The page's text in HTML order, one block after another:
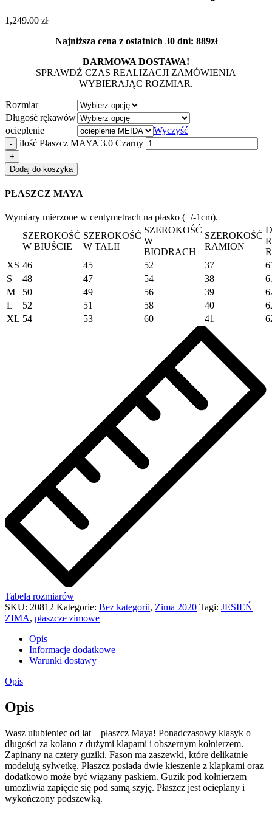
1,249.00 zł
Najniższa cena z ostatnich 30 dni: 889zł
DARMOWA DOSTAWA!
SPRAWDŹ CZAS REALIZACJI ZAMÓWIENIA
WYBIERAJĄC ROZMIAR.
Rozmiar
Długość rękawów
ocieplenie
Wyczyść
ilość Płaszcz MAYA 3.0 Czarny
Dodaj do koszyka
PŁASZCZ MAYA
Wymiary mierzone w centymetrach na płasko (+/-1cm).
SZEROKOŚĆ
W BIUŚCIE
SZEROKOŚĆ
W TALII
SZEROKOŚĆ
W
BIODRACH
SZEROKOŚĆ
RAMION
XS 46 45 52 37
S
48 47 54 38
M
50 49 56 39
L
52 51 58 40
XL 54 53 60 41
Tabela rozmiarów
SKU: 20812 Kategorie: Bez kategorii, Zima 2020 Tagi: JESIEŃ
ZIMA, płaszcze zimowe
Opis
Informacje dodatkowe
Warunki dostawy
Opis
Opis
Wasz ulubieniec od lat – płaszcz Maya! Ponadczasowy klasyk o
długości za kolano z dużymi klapami i obszernym kołnierzem.
Zapinany na cztery guziki. Fason ma zaszewki, które delikatnie
modelują sylwetkę. Płaszcz posiada dwie kieszenie z klapkami oraz
dodatkowo może być wiązany paskiem. Guzik pod kołnierzem
umożliwia zapięcie się pod samą szyję. Płaszcz jest ocieplany i
wykończony podszewką.